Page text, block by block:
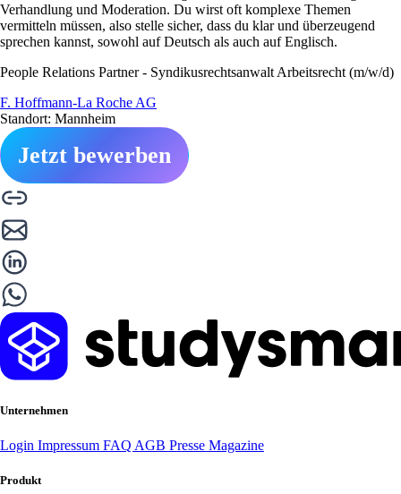
Verhandlung und Moderation. Du wirst oft komplexe Themen
vermitteln müssen, also stelle sicher, dass du klar und überzeugend
sprechen kannst, sowohl auf Deutsch als auch auf Englisch.
People Relations Partner - Syndikusrechtsanwalt Arbeitsrecht (m/w/d)
F. Hoffmann-La Roche AG
Standort: Mannheim
Jetzt bewerben
Unternehmen
Login Impressum FAQ AGB Presse Magazine
Produkt